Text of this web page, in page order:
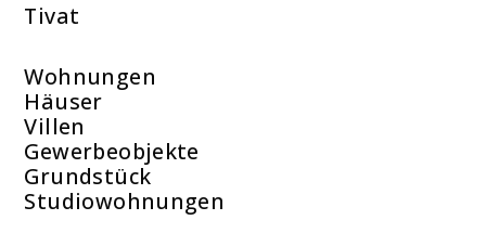
Tivat
Wohnungen
Häuser
Villen
Gewerbeobjekte
Grundstück
Studiowohnungen